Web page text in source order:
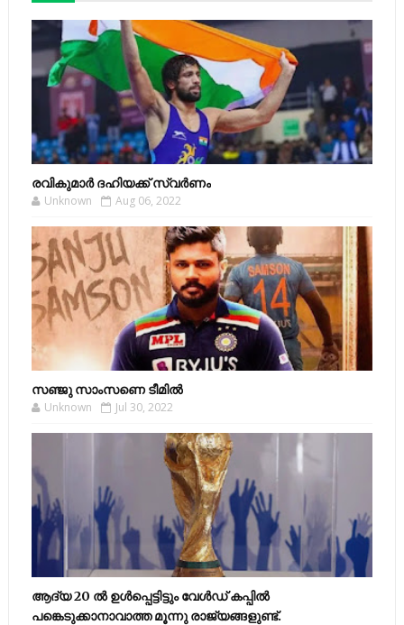
രവികുമാര്‍ ദഹിയക്ക് സ്വര്‍ണം
Unknown Aug 06, 2022
സഞ്ജു സാംസണെ ടീമില്‍
Unknown Jul 30, 2022
ആദ്യ 20 ല്‍ ഉള്‍പ്പെട്ടിട്ടും വേള്‍ഡ് കപ്പില്‍
പങ്കെടുക്കാനാവാത്ത മൂന്നു രാജ്യങ്ങളുണ്ട്.